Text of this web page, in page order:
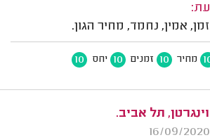
אמין, נחמד, מחיר הגון.
מחיר 10 זמנים 10 יחס 10
תל אביב.